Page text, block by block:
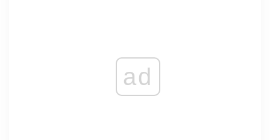
ad